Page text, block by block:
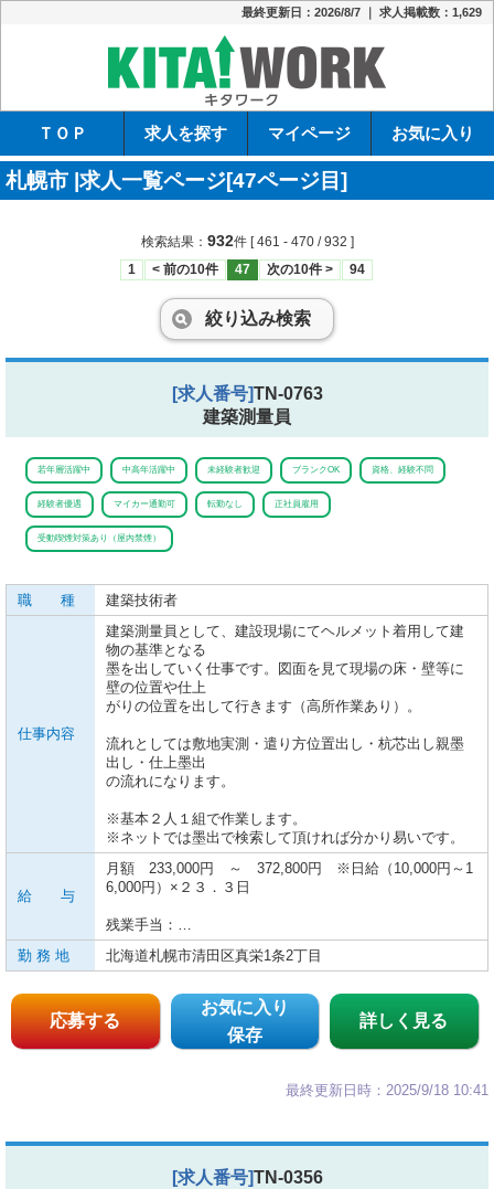
最終更新日：2026/8/7 ｜ 求人掲載数：1,629
ＴＯＰ 求人を探す マイページ お気に入り
札幌市 |求人一覧ページ[47ページ目]
検索結果： 932件 [ 461 - 470 / 932 ]
1
< 前の10件 47 次の10件 > 94
絞り込み検索
[求人番号]TN-0763
建築測量員
若年層活躍中 中高年活躍中 未経験者歓迎 ブランクOK 資格、経験不問
経験者優遇 マイカー通勤可 転勤なし 正社員雇用
受動喫煙対策あり（屋内禁煙）
職 種 建築技術者
仕事内容
建築測量員として、建設現場にてヘルメット着用して建
物の基準となる
墨を出していく仕事です。図面を見て現場の床・壁等に
壁の位置や仕上
がりの位置を出して行きます（高所作業あり）。
流れとしては敷地実測・遣り方位置出し・杭芯出し親墨
出し・仕上墨出
の流れになります。
※基本２人１組で作業します。
※ネットでは墨出で検索して頂ければ分かり易いです。
給 与
月額 233,000円 ～ 372,800円 ※日給（10,000円～1
6,000円）×２３．３日
残業手当：…
勤 務 地
北海道札幌市清田区真栄1条2丁目
応募する
お気に入り
保存
詳しく見る
最終更新日時：2025/9/18 10:41
[求人番号]TN-0356